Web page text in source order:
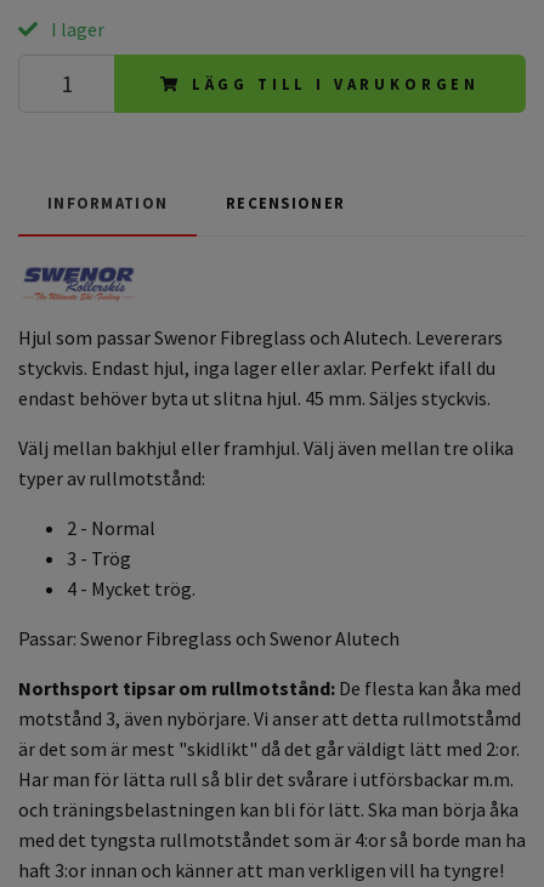
I lager
LÄGG TILL I VARUKORGEN
INFORMATION RECENSIONER
Hjul som passar Swenor Fibreglass och Alutech. Levererars
styckvis. Endast hjul, inga lager eller axlar. Perfekt ifall du
endast behöver byta ut slitna hjul. 45 mm. Säljes styckvis.
Välj mellan bakhjul eller framhjul. Välj även mellan tre olika
typer av rullmotstånd:
2 - Normal
3 - Trög
4 - Mycket trög.
Passar: Swenor Fibreglass och Swenor Alutech
Northsport tipsar om rullmotstånd: De flesta kan åka med
motstånd 3, även nybörjare. Vi anser att detta rullmotståmd
är det som är mest "skidlikt" då det går väldigt lätt med 2:or.
Har man för lätta rull så blir det svårare i utförsbackar m.m.
och träningsbelastningen kan bli för lätt. Ska man börja åka
med det tyngsta rullmotståndet som är 4:or så borde man ha
haft 3:or innan och känner att man verkligen vill ha tyngre!